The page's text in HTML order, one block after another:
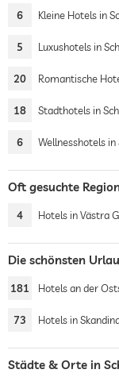
6 Kleine Hotels in
5 Luxushotels in
20 Romantische
18 Stadthotels in
6 Wellnesshotels in
Oft gesuchte
4 Hotels in Västra
Die schönsten
181 Hotels an der
73 Hotels in
Städte & Orte in